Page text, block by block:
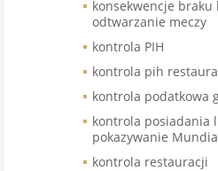
konsekwencje braku
odtwarzanie meczy
kontrola PIH
kontrola pih
kontrola podatkowa
kontrola posiadania
pokazywanie
kontrola restauracji